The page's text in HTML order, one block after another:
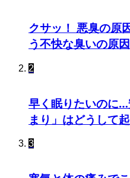
クサッ！ 悪臭の原
う不快な臭いの原
2
早く眠りたいのに
まり」はどうして
3